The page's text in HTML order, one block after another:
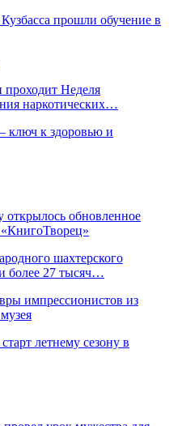
прошли обучение в
Неделя
наркотических…
ключ к здоровью и
открылось обновленное
«КнигоТворец»
шахтерского
более 27 тысяч…
импрессионистов из
летнему сезону в